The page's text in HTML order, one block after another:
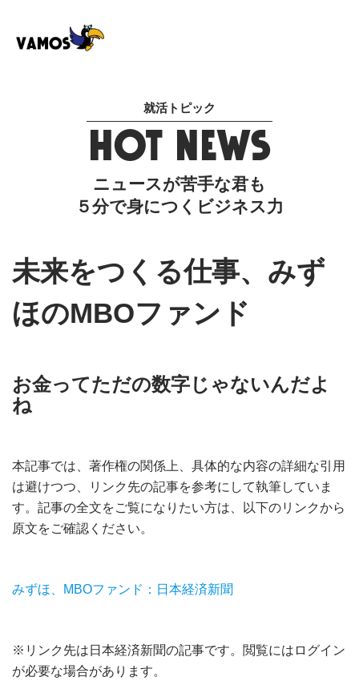
就活トピック
HOT NEWS
ニュースが苦手な君も
５分で身につくビジネス力
未来をつくる仕事、みず
ほのMBOファンド
お金ってただの数字じゃないんだよ
ね
本記事では、著作権の関係上、具体的な内容の詳細な引用
は避けつつ、リンク先の記事を参考にして執筆していま
す。記事の全文をご覧になりたい方は、以下のリンクから
原文をご確認ください。
みずほ、MBOファンド：日本経済新聞
※リンク先は日本経済新聞の記事です。閲覧にはログイン
が必要な場合があります。